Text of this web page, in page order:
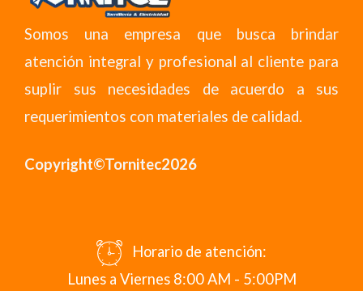
Somos una empresa que busca brindar
atención integral y profesional al cliente para
suplir sus necesidades de acuerdo a sus
requerimientos con materiales de calidad.
Copyright©Tornitec2026
Horario de atención:
Lunes a Viernes 8:00 AM - 5:00PM